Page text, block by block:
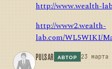
http://www.wealth-
http://www2.wealth-
lab.com/WL5WIKI/
PULSAR АВТОР 23 марта